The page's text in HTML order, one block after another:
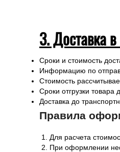
3. Доставка
Сроки и стоимость
Информацию по
Стоимость
Сроки отгрузки товара
Доставка до
Правила
Для расчета
При оформлении